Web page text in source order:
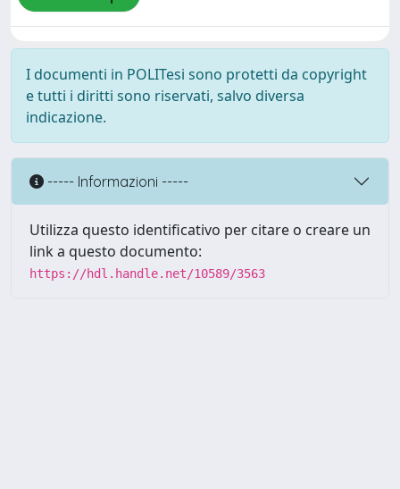
I documenti in POLITesi sono protetti da copyright
e tutti i diritti sono riservati, salvo diversa
indicazione.
----- Informazioni -----
Utilizza questo identificativo per citare o creare un
link a questo documento:
https://hdl.handle.net/10589/3563